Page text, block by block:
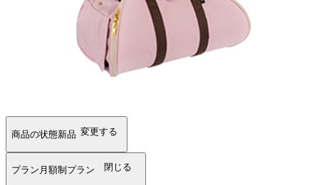
商品の状態新品 変更する
プラン 月額制プラン 閉じる